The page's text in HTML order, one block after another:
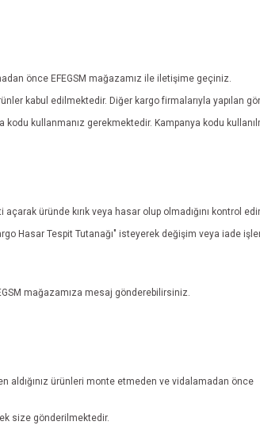
önce EFEGSM mağazamız ile iletişime geçiniz.
kabul edilmektedir. Diğer kargo firmalarıyla yapılan
kullanmanız gerekmektedir. Kampanya kodu
üründe kırık veya hasar olup olmadığını kontrol
Hasar Tespit Tutanağı" isteyerek değişim veya iade
mağazamıza mesaj gönderebilirsiniz.
aldığınız ürünleri monte etmeden ve vidalamadan önce
size gönderilmektedir.